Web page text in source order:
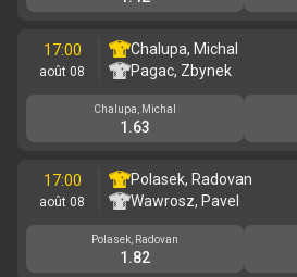
17:00
août 08
Chalupa, Michal
Pagac, Zbynek
Chalupa, Michal
1.63
17:00
août 08
Polasek, Radovan
Wawrosz, Pavel
Polasek, Radovan
1.82